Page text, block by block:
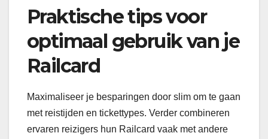
Praktische tips voor
optimaal gebruik van je
Railcard
Maximaliseer je besparingen door slim om te gaan
met reistijden en tickettypes. Verder combineren
ervaren reizigers hun Railcard vaak met andere